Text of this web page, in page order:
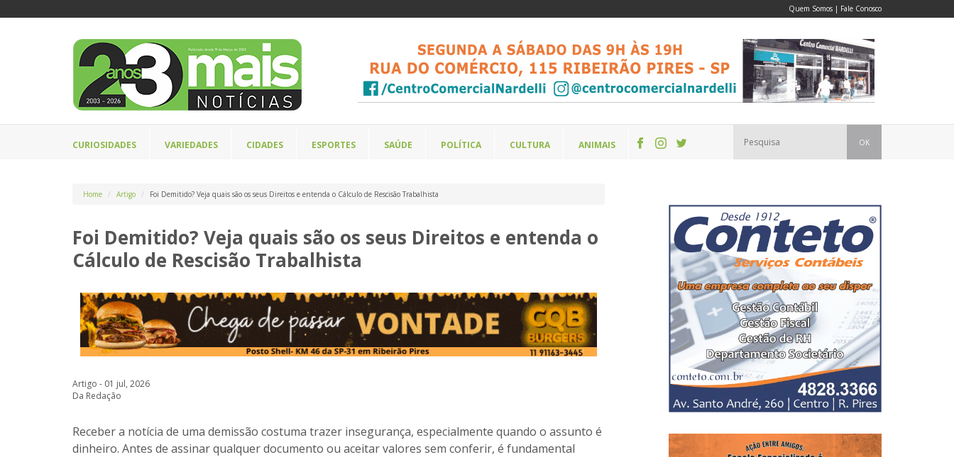
Quem Somos | Fale Conosco
CURIOSIDADES VARIEDADES CIDADES ESPORTES SAÚDE POLÍTICA CULTURA ANIMAIS OK
Home Artigo Foi Demitido? Veja quais são os seus Direitos e entenda o Cálculo de Rescisão Trabalhista
Foi Demitido? Veja quais são os seus Direitos e entenda o
Cálculo de Rescisão Trabalhista
Artigo - 01 jul, 2026
Da Redação
Receber a notícia de uma demissão costuma trazer insegurança, especialmente quando o assunto é
dinheiro. Antes de assinar qualquer documento ou aceitar valores sem conferir, é fundamental